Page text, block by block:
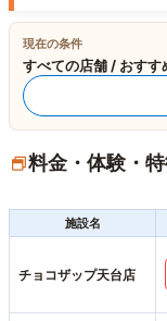
現在の条件
すべての店舗 / おすす
料金・体験・
施設名
チョコザップ天台店